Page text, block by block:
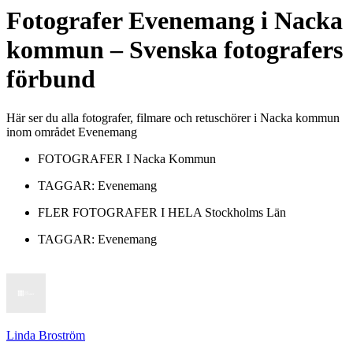
FotograferEvenemang i Nacka
kommun– Svenska fotografers
förbund
Här ser du alla fotografer, filmare och retuschörer i Nacka kommun
inom området Evenemang
FOTOGRAFER I Nacka Kommun
TAGGAR: Evenemang
FLER FOTOGRAFER I HELA Stockholms Län
TAGGAR: Evenemang
Linda Broström